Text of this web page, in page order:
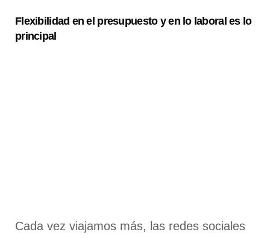
Flexibilidad en el presupuesto y en lo laboral es lo
principal
Cada vez viajamos más, las redes sociales